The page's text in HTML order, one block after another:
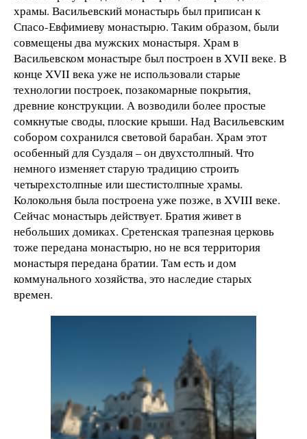
храмы. Васильевский монастырь был приписан к
Спасо-Евфимиеву монастырю. Таким образом, были
совмещены два мужских монастыря. Храм в
Васильевском монастыре был построен в XVII веке. В
конце XVII века уже не использовали старые
технологии построек, позакомарные покрытия,
древние конструкции. А возводили более простые
сомкнутые своды, плоские крыши. Над Васильевским
собором сохранился световой барабан. Храм этот
особенный для Суздаля – он двухстолпный. Что
немного изменяет старую традицию строить
четырехстолпные или шестистолпные храмы.
Колокольня была построена уже позже, в XVIII веке.
Сейчас монастырь действует. Братия живет в
небольших домиках. Сретенская трапезная церковь
тоже передана монастырю, но не вся территория
монастыря передана братии. Там есть и дом
коммунального хозяйства, это наследие старых
времен.